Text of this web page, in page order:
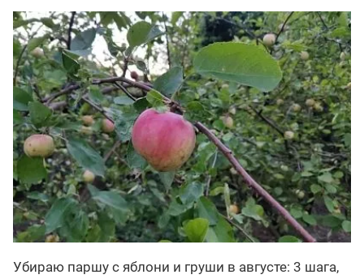
Убираю паршу с яблони и груши в августе: 3 шага,